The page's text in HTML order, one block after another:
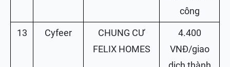
công
13 Cyfeer
CHUNG CƯ
FELIX HOMES
4.400
VNĐ/giao